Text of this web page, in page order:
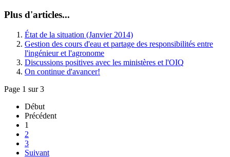
Plus d'articles...
État de la situation (Janvier 2014)
Gestion des cours d'eau et partage des responsibilités entre
l'ingénieur et l'agronome
Discussions positives avec les ministères et l'OIQ
On continue d'avancer!
Page 1 sur 3
Début
Précédent
1
2
3
Suivant